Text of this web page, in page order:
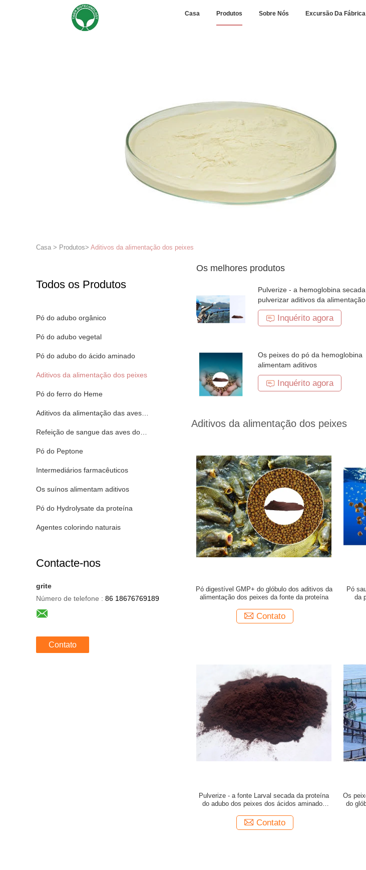
Casa Produtos Sobre Nós Excursão Da Fábrica
Casa > Produtos> Aditivos da alimentação dos peixes
Todos os Produtos
Pó do adubo orgânico
Pó do adubo vegetal
Pó do adubo do ácido aminado
Aditivos da alimentação dos peixes
Pó do ferro do Heme
Aditivos da alimentação das aves domésticas
Refeição de sangue das aves domésticas
Pó do Peptone
Intermediários farmacêuticos
Os suínos alimentam aditivos
Pó do Hydrolysate da proteína
Agentes colorindo naturais
Contacte-nos
grite
Número de telefone : 86 18676769189
Contato
Os melhores produtos
Pulverize - a hemoglobina
pulverizar aditivos da
peixes
Inquérito agora
Os peixes do pó da hemoglobina
alimentam aditivos
Inquérito agora
Aditivos da alimentação dos peixes
Pó digestível GMP+ do glóbulo dos aditivos da
alimentação dos peixes da fonte da proteína
Contato
Pó
da
Pulverize - a fonte Larval secada da proteína
do adubo dos peixes dos ácidos aminados
Contato
Os
do